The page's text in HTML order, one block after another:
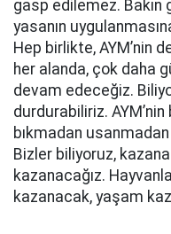
gasp edilemez. Bakın
yasanın
Hep birlikte, AYM’nin
her alanda, çok daha
devam edeceğiz.
durdurabiliriz.
bıkmadan
Bizler biliyoruz,
kazanacağız.
kazanacak, yaşam